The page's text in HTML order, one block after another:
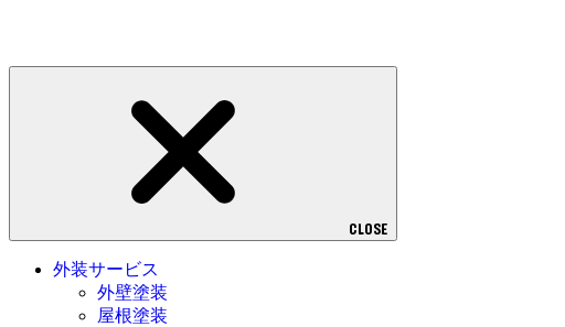
CLOSE
外装サービス
外壁塗装
屋根塗装